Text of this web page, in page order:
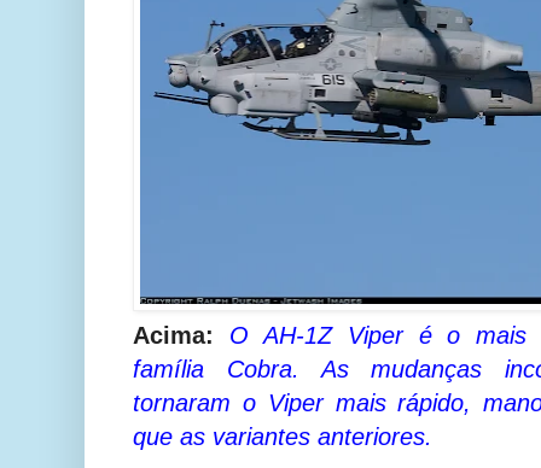
Acima: O AH-1Z Viper é o mais
família Cobra. As mudanças
tornaram o Viper mais rápido,
que as variantes anteriores.